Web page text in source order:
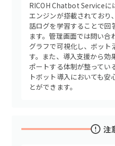
RICOH Chatbot Serviceに
エンジンが搭載されており
話ログを学習することで回
ます。管理画面では問い合
グラフで可視化し、ボット
す。また、導入支援から効
ポートする体制が整ってい
トボット導入においても安
とができます。
注